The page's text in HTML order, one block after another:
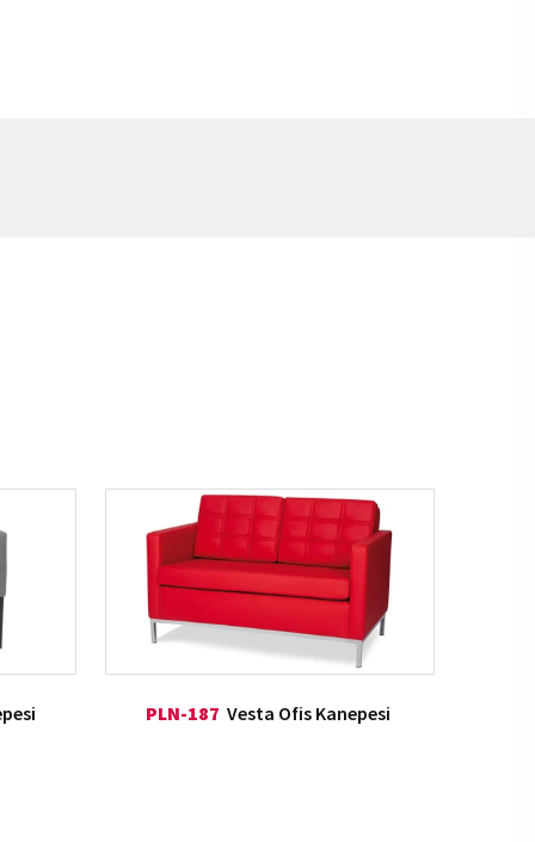
PLN-187 Vesta Ofis Kanepesi